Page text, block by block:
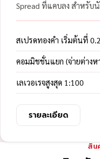
Spread ที่แคบลง สำหรับ
สเปรดทองคำ เริ่มต้นที่
คอมมิชชั่นแยก (จ่ายต่างห
เลเวอเรจสูงสุด 1:100
รายละเอียด
สิน